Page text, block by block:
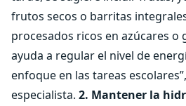
frutos secos o barritas
procesados ricos en azúcares o
ayuda a regular el nivel de
enfoque en las tareas
especialista. 2. Mantener la